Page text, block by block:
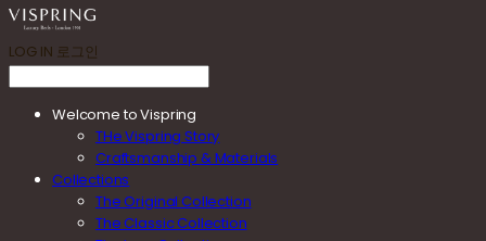
LOG IN 로그인
Welcome to Vispring
THe Vispring Story
Craftsmanship & Materials
Collections
The Original Collection
The Classic Collection